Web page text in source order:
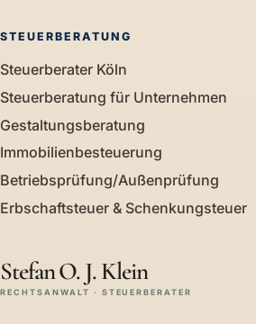
STEUERBERATUNG
Steuerberater Köln
Steuerberatung für Unternehmen
Gestaltungsberatung
Immobilienbesteuerung
Betriebsprüfung/Außenprüfung
Erbschaftsteuer & Schenkungsteuer
Stefan O. J. Klein
RECHTSANWALT · STEUERBERATER